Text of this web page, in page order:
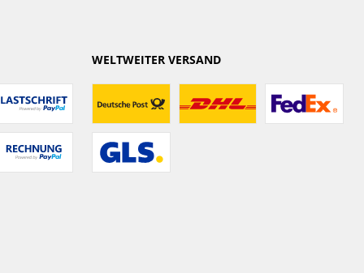
WELTWEITER VERSAND